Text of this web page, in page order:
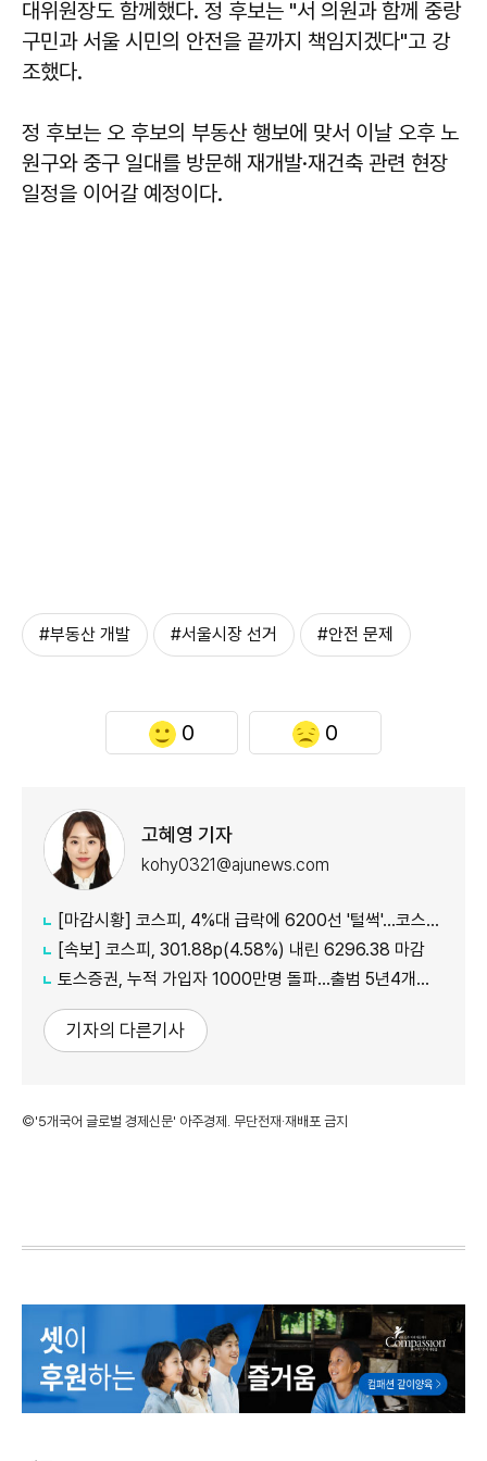
대위원장도 함께했다. 정 후보는 "서 의원과 함께 중랑
구민과 서울 시민의 안전을 끝까지 책임지겠다"고 강
조했다.
정 후보는 오 후보의 부동산 행보에 맞서 이날 오후 노
원구와 중구 일대를 방문해 재개발·재건축 관련 현장
일정을 이어갈 예정이다.
#부동산 개발 #서울시장 선거 #안전 문제
0 0
고혜영 기자
kohy0321@ajunews.com
[마감시황] 코스피, 4%대 급락에 6200선 '털썩'…코스닥 5거래일 째 ↑
[속보] 코스피, 301.88p(4.58%) 내린 6296.38 마감
토스증권, 누적 가입자 1000만명 돌파…출범 5년4개월 만
기자의 다른기사
©'5개국어 글로벌 경제신문' 아주경제. 무단전재·재배포 금지